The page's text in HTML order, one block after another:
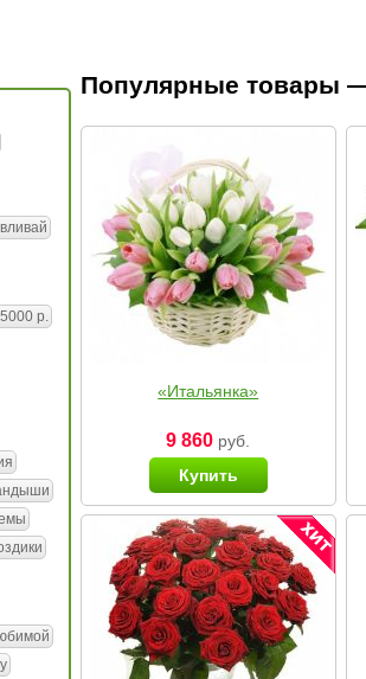
р.
Популярные товары
«Итальянка»
9 860 руб.
Купить